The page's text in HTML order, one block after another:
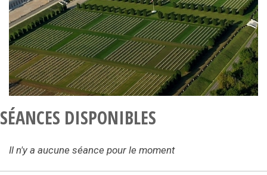
SÉANCES DISPONIBLES
Il n'y a aucune séance pour le moment